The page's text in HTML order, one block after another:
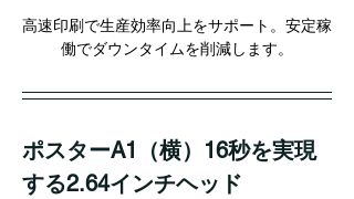
高速印刷で生産効率向上をサポート。安定稼
働でダウンタイムを削減します。
ポスターA1（横）16秒を実現
する2.64インチヘッド